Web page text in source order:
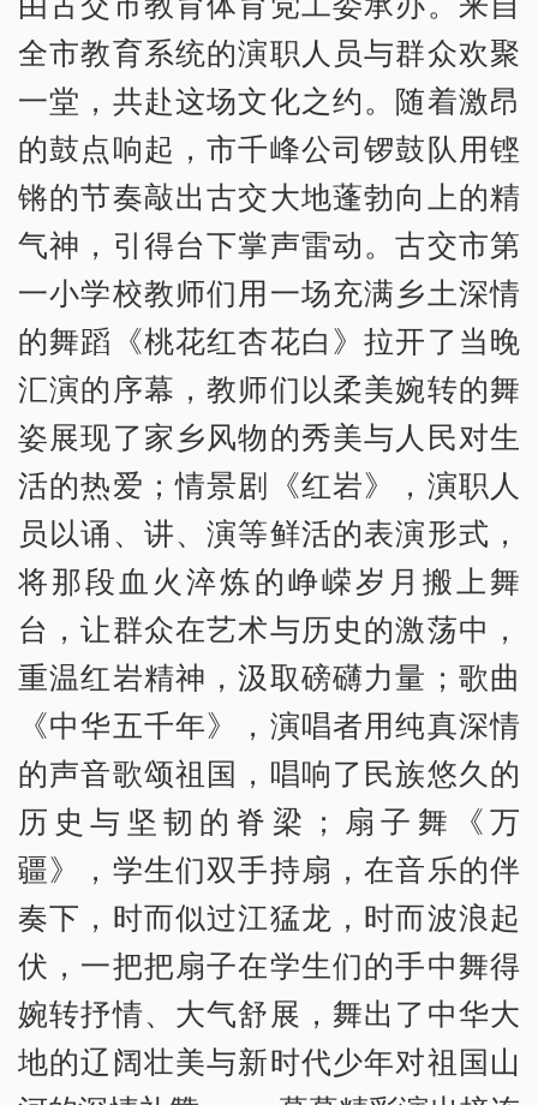
全市教育系统的演职人员与群众欢聚
一堂，共赴这场文化之约。随着激昂
的鼓点响起，市千峰公司锣鼓队用铿
锵的节奏敲出古交大地蓬勃向上的精
气神，引得台下掌声雷动。古交市第
一小学校教师们用一场充满乡土深情
的舞蹈《桃花红杏花白》拉开了当晚
汇演的序幕，教师们以柔美婉转的舞
姿展现了家乡风物的秀美与人民对生
活的热爱；情景剧《红岩》，演职人
员以诵、讲、演等鲜活的表演形式，
将那段血火淬炼的峥嵘岁月搬上舞
台，让群众在艺术与历史的激荡中，
重温红岩精神，汲取磅礴力量；歌曲
《中华五千年》，演唱者用纯真深情
的声音歌颂祖国，唱响了民族悠久的
历史与坚韧的脊梁；扇子舞《万
疆》，学生们双手持扇，在音乐的伴
奏下，时而似过江猛龙，时而波浪起
伏，一把把扇子在学生们的手中舞得
婉转抒情、大气舒展，舞出了中华大
地的辽阔壮美与新时代少年对祖国山